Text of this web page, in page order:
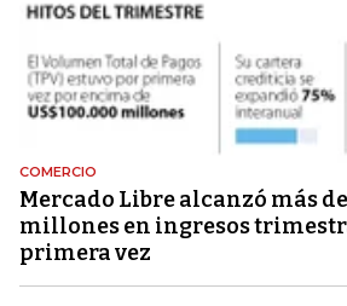
COMERCIO
Mercado Libre alcanzó más de
millones en ingresos
primera vez